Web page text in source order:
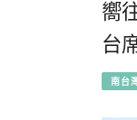
嚮
台
南台